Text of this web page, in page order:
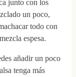
junto con los
un poco,
todo con
espesa.
añadir un poco
tenga más